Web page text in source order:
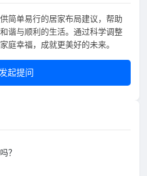
简单易行的居家布局建议，帮助
谐与顺利的生活。通过科学调整
庭幸福，成就更美好的未来。
起提问
？